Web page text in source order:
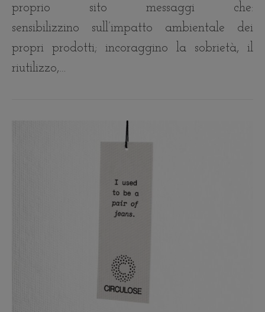
proprio sito messaggi che:
sensibilizzino sull’impatto ambientale dei
propri prodotti; incoraggino la sobrietà, il
riutilizzo,…